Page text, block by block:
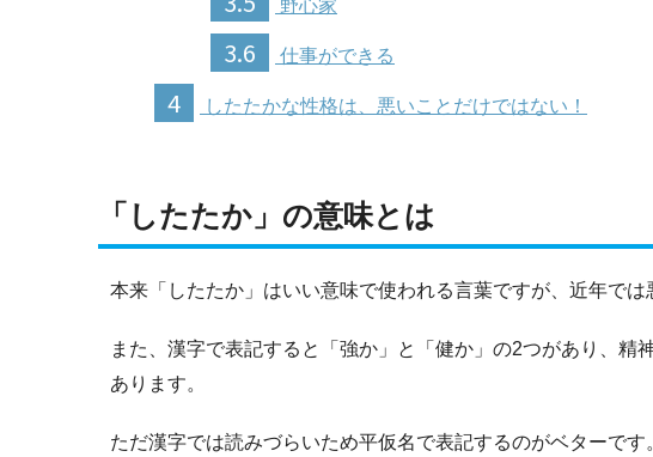
野心家
3.6 仕事ができる
4 したたかな性格は、悪いことだけではない！
「 したたか」の意味とは
本来「したたか」はいい意味で使われる言葉ですが、近年で
また、漢字で表記すると「強か」と「健か」の2つがあり、
あります。
ただ漢字では読みづらいため平仮名で表記するのがベターです